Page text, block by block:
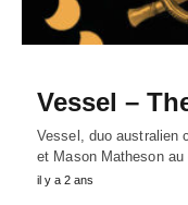
Vessel –
Vessel, duo australien
et Mason Matheson
il y a 2 ans